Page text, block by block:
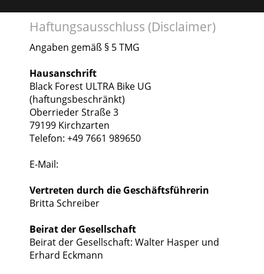
Haftungsausschluss (Disclaimer)
Angaben gemäß § 5 TMG
Hausanschrift
Black Forest ULTRA Bike UG
(haftungsbeschränkt)
Oberrieder Straße 3
79199 Kirchzarten
Telefon: +49 7661 989650
E-Mail:
Vertreten durch die Geschäftsführerin
Britta Schreiber
Beirat der Gesellschaft
Beirat der Gesellschaft: Walter Hasper und
Erhard Eckmann